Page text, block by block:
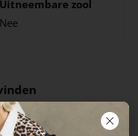
Uitneembare zool
Nee